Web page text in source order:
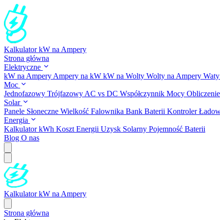
Kalkulator kW na Ampery
Strona główna
Elektryczne
kW na Ampery Ampery na kW kW na Wolty Wolty na Ampery
Moc
Jednofazowy Trójfazowy AC vs DC Współczynnik Mocy
Solar
Panele Słoneczne Wielkość Falownika Bank Baterii Kontroler
Energia
Kalkulator kWh Koszt Energii Uzysk Solarny Pojemność Baterii
Blog O nas
Kalkulator kW na Ampery
Strona główna